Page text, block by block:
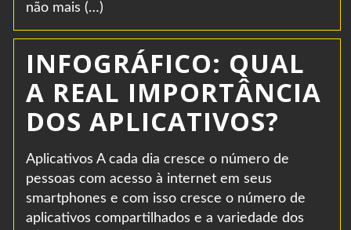
não mais (…)
INFOGRÁFICO: QUAL
A REAL IMPORTÂNCIA
DOS APLICATIVOS?
Aplicativos A cada dia cresce o número de
pessoas com acesso à internet em seus
smartphones e com isso cresce o número de
aplicativos compartilhados e a variedade dos